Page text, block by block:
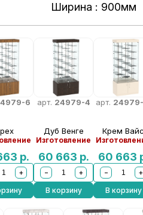
Ширина : 900мм
6
р.
+
арт. 24979-4
Дуб Венге
Изготовление
60 663 р.
−
+
В корзину
арт. 24979-
Крем Вайс
60 663
−
+
В корзину